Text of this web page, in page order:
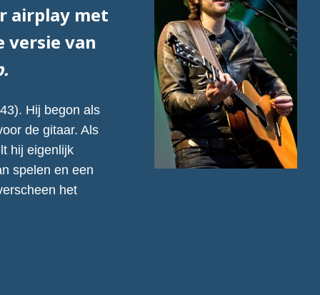
airplay met
versie van
Hij begon als
de gitaar. Als
hij eigenlijk
spelen en een
het